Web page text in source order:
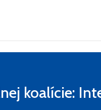
koalície: